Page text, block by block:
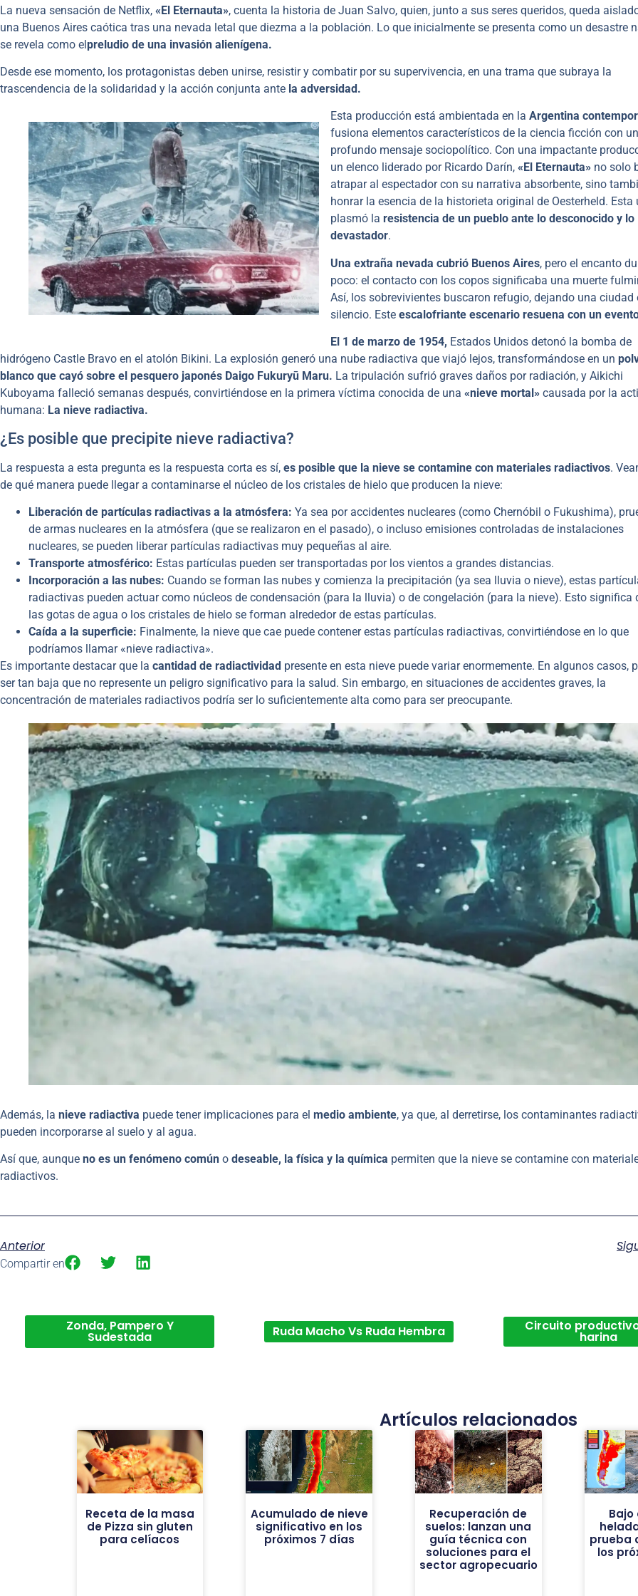
La nueva sensación de Netflix, «El Eternauta», cuenta la historia de Juan Salvo, quien, junto a sus seres queridos, queda
una Buenos Aires caótica tras una nevada letal que diezma a la población. Lo que inicialmente se presenta como un desastre
se revela como elpreludio de una invasión alienígena.
Desde ese momento, los protagonistas deben unirse, resistir y combatir por su supervivencia, en una trama que subraya la
trascendencia de la solidaridad y la acción conjunta ante la adversidad.
Esta producción está ambientada en la Argentina
fusiona elementos característicos de la ciencia ficción con un
profundo mensaje sociopolítico. Con una impactante
un elenco liderado por Ricardo Darín, «El Eternauta» no solo
atrapar al espectador con su narrativa absorbente, sino
honrar la esencia de la historieta original de Oesterheld. Esta
plasmó la resistencia de un pueblo ante lo desconocido y lo
devastador.
Una extraña nevada cubrió Buenos Aires, pero el encanto
poco: el contacto con los copos significaba una muerte
Así, los sobrevivientes buscaron refugio, dejando una ciudad
silencio. Este escalofriante escenario resuena con un
El 1 de marzo de 1954, Estados Unidos detonó la bomba de
hidrógeno Castle Bravo en el atolón Bikini. La explosión generó una nube radiactiva que viajó lejos, transformándose en un
blanco que cayó sobre el pesquero japonés Daigo Fukuryū Maru. La tripulación sufrió graves daños por radiación, y Aikichi
Kuboyama falleció semanas después, convirtiéndose en la primera víctima conocida de una «nieve mortal» causada por la
humana: La nieve radiactiva.
¿Es posible que precipite nieve radiactiva?
La respuesta a esta pregunta es la respuesta corta es sí, es posible que la nieve se contamine con materiales radiactivos.
de qué manera puede llegar a contaminarse el núcleo de los cristales de hielo que producen la nieve:
Liberación de partículas radiactivas a la atmósfera: Ya sea por accidentes nucleares (como Chernóbil o Fukushima),
de armas nucleares en la atmósfera (que se realizaron en el pasado), o incluso emisiones controladas de instalaciones
nucleares, se pueden liberar partículas radiactivas muy pequeñas al aire.
Transporte atmosférico: Estas partículas pueden ser transportadas por los vientos a grandes distancias.
Incorporación a las nubes: Cuando se forman las nubes y comienza la precipitación (ya sea lluvia o nieve), estas
radiactivas pueden actuar como núcleos de condensación (para la lluvia) o de congelación (para la nieve). Esto significa
las gotas de agua o los cristales de hielo se forman alrededor de estas partículas.
Caída a la superficie: Finalmente, la nieve que cae puede contener estas partículas radiactivas, convirtiéndose en lo que
podríamos llamar «nieve radiactiva».
Es importante destacar que la cantidad de radiactividad presente en esta nieve puede variar enormemente. En algunos casos,
ser tan baja que no represente un peligro significativo para la salud. Sin embargo, en situaciones de accidentes graves, la
concentración de materiales radiactivos podría ser lo suficientemente alta como para ser preocupante.
Además, la nieve radiactiva puede tener implicaciones para el medio ambiente, ya que, al derretirse, los contaminantes
pueden incorporarse al suelo y al agua.
Así que, aunque no es un fenómeno común o deseable, la física y la química permiten que la nieve se contamine con
radiactivos.
Anterior
Compartir en
Zonda, Pampero Y
Sudestada Ruda Macho Vs Ruda Hembra Circuito
harina
Artículos relacionados
Receta de la masa
de Pizza sin gluten
para celíacos
Acumulado de nieve
significativo en los
próximos 7 días
Recuperación de
suelos: lanzan una
guía técnica con
soluciones para el
sector agropecuario
Bajo
prueba
los